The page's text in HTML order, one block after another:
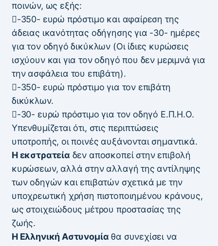
ποινών, ως εξής:
-350- ευρώ πρόστιμο και αφαίρεση της
άδειας ικανότητας οδήγησης για -30- ημέρες
για τον οδηγό δικύκλων (Οι ίδιες κυρώσεις
ισχύουν και για τον οδηγό που δεν μεριμνά για
την ασφάλεια του επιβάτη).
-350- ευρώ πρόστιμο για τον επιβάτη
δικύκλων.
-30- ευρώ πρόστιμο για τον οδηγό Ε.Π.Η.Ο.
Υπενθυμίζεται ότι, στις περιπτώσεις
υποτροπής, οι ποινές αυξάνονται σημαντικά.
Η εκστρατεία δεν αποσκοπεί στην επιβολή
κυρώσεων, αλλά στην αλλαγή της αντίληψης
των οδηγών και επιβατών σχετικά με την
υποχρεωτική χρήση πιστοποιημένου κράνους,
ως στοιχειώδους μέτρου προστασίας της
ζωής.
Η Ελληνική Αστυνομία θα συνεχίσει να